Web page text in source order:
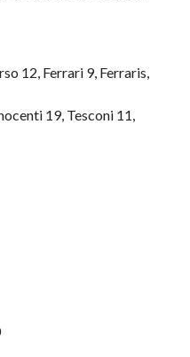
12, Ferrari 9, Ferraris,
19, Tesconi 11,